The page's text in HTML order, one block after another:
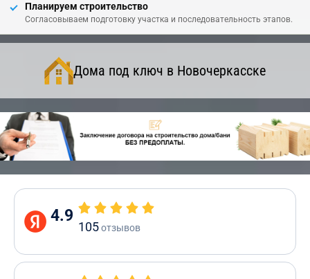
Планируем строительство
Согласовываем подготовку участка и последовательность этапов.
Дома под ключ в Новочеркасске
4.9
105отзывов